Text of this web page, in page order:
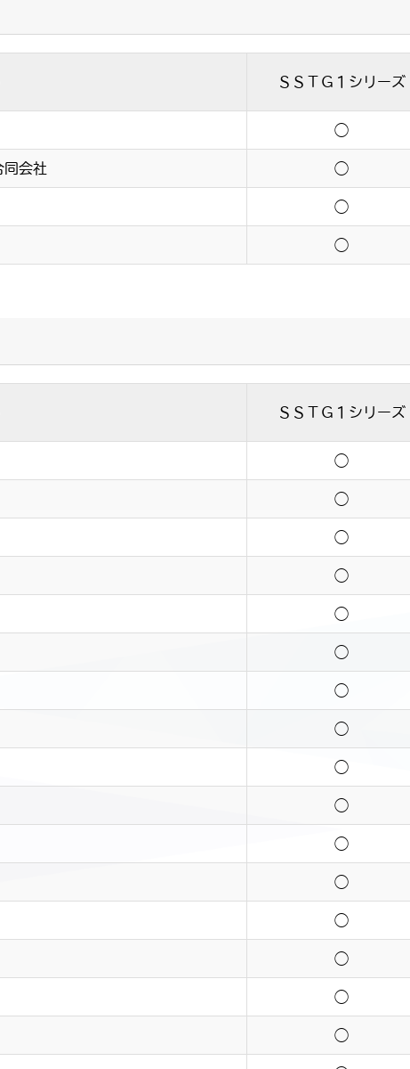
ＳＳＴＧ１シリーズ
◯
会社 ◯
◯
◯
ＳＳＴＧ１シリーズ
◯
◯
◯
◯
◯
◯
◯
◯
◯
◯
◯
◯
◯
◯
◯
◯